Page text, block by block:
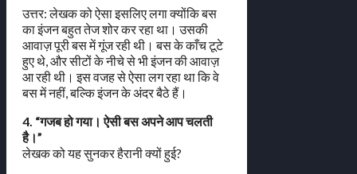
उत्तर: लेखक को ऐसा इसलिए लगा क्योंकि बस
का इंजन बहुत तेज शोर कर रहा था। उसकी
आवाज़ पूरी बस में गूंज रही थी। बस के काँच टूटे
हुए थे, और सीटों के नीचे से भी इंजन की आवाज़
आ रही थी। इस वजह से ऐसा लग रहा था कि वे
बस में नहीं, बल्कि इंजन के अंदर बैठे हैं।
4. “गजब हो गया। ऐसी बस अपने आप चलती
है।”
लेखक को यह सुनकर हैरानी क्यों हुई?